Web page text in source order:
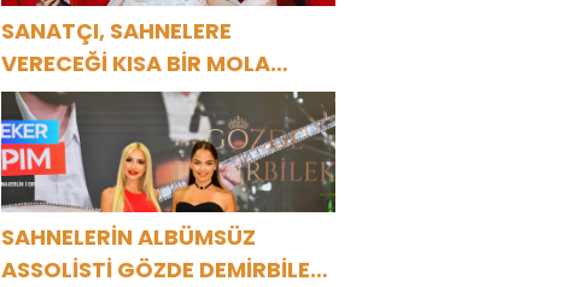
SANATÇI, SAHNELERE
VERECEĞİ KISA BİR MOLA
ÖNCESİ 13 AĞUSTOS’TA SON
KEZ HARBİYE’DE OLACAK!
SAHNELERİN ALBÜMSÜZ
ASSOLİSTİ GÖZDE DEMİRBİLEK,